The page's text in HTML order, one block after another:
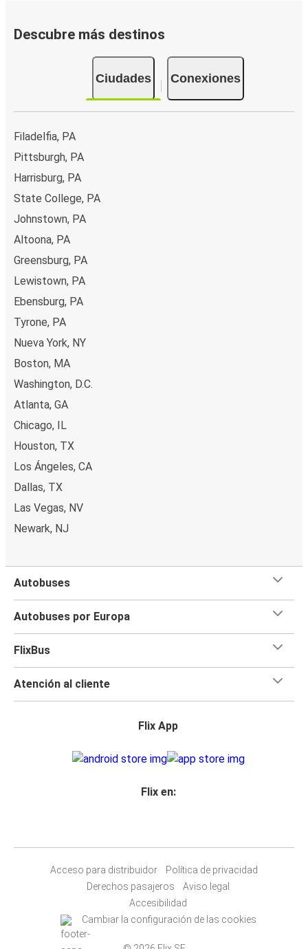
Descubre más destinos
Ciudades Conexiones
Filadelfia, PA
Pittsburgh, PA
Harrisburg, PA
State College, PA
Johnstown, PA
Altoona, PA
Greensburg, PA
Lewistown, PA
Ebensburg, PA
Tyrone, PA
Nueva York, NY
Boston, MA
Washington, D.C.
Atlanta, GA
Chicago, IL
Houston, TX
Los Ángeles, CA
Dallas, TX
Las Vegas, NV
Newark, NJ
Autobuses
Autobuses por Europa
FlixBus
Atención al cliente
Flix App
Flix en:
Acceso para distribuidor
Política de privacidad
Derechos pasajeros
Aviso legal
Accesibilidad
Cambiar la configuración de las cookies